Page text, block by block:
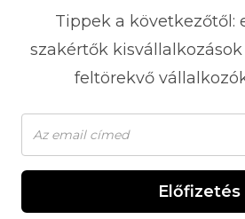
Tippek a következőtől:
szakértők
feltörekvő
Előfizetés